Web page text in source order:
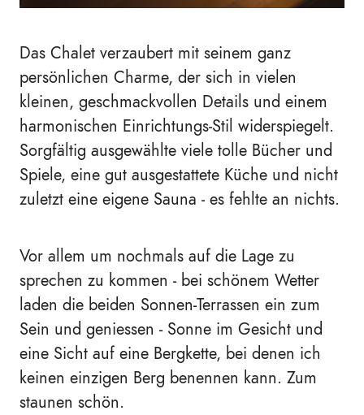
Das Chalet verzaubert mit seinem ganz
persönlichen Charme, der sich in vielen
kleinen, geschmackvollen Details und einem
harmonischen Einrichtungs-Stil widerspiegelt.
Sorgfältig ausgewählte viele tolle Bücher und
Spiele, eine gut ausgestattete Küche und nicht
zuletzt eine eigene Sauna - es fehlte an nichts.
Vor allem um nochmals auf die Lage zu
sprechen zu kommen - bei schönem Wetter
laden die beiden Sonnen-Terrassen ein zum
Sein und geniessen - Sonne im Gesicht und
eine Sicht auf eine Bergkette, bei denen ich
keinen einzigen Berg benennen kann. Zum
staunen schön.